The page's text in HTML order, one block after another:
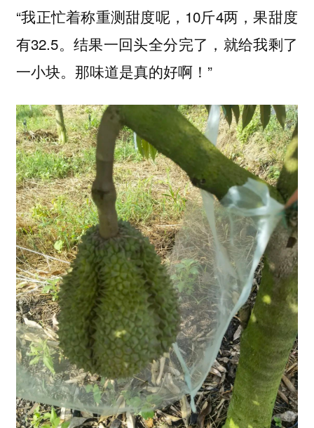
“我正忙着称重测甜度呢，10斤4两，果甜度
有32.5。结果一回头全分完了，就给我剩了
一小块。那味道是真的好啊！”